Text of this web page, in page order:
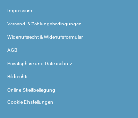
Impressum
Versand- & Zahlungsbedingungen
Widerrufsrecht & Widerrufsformular
AGB
Privatsphäre und Datenschutz
Bildrechte
Online-Streitbeilegung
Cookie Einstellungen